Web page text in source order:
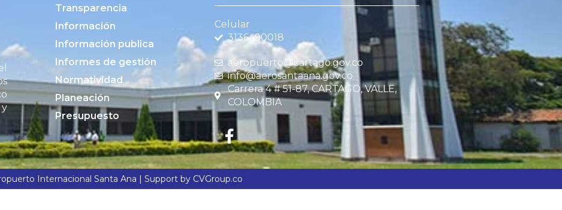
Transparencia
Información
Información publica
Informes de gestión
Normatividad
Planeación
Presupuesto
Celular
3136490018
aeropuerto@cartago.gov.co
info@aerosantaana.gov.co
Carrera 4 # 51-87, CARTAGO, VALLE,
COLOMBIA
Internacional Santa Ana | Support by CVGroup.co